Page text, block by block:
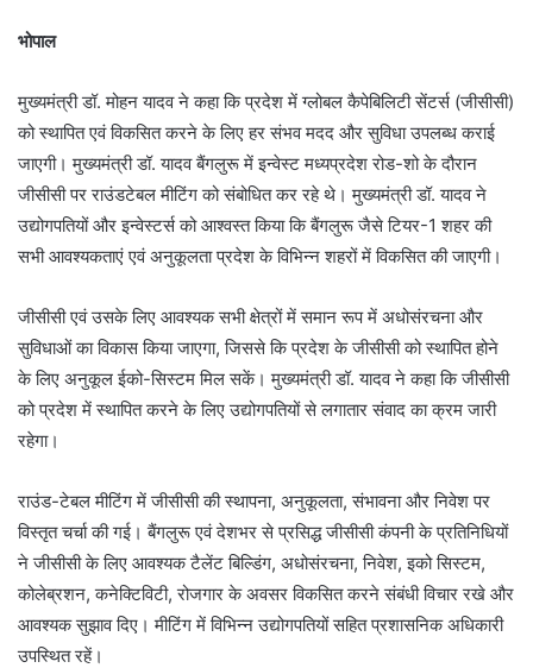
भोपाल
मुख्यमंत्री डॉ. मोहन यादव ने कहा कि प्रदेश में ग्लोबल कैपेबिलिटी सेंटर्स (जीसीसी)
को स्थापित एवं विकसित करने के लिए हर संभव मदद और सुविधा उपलब्ध कराई
जाएगी। मुख्यमंत्री डॉ. यादव बैंगलुरू में इन्वेस्ट मध्यप्रदेश रोड-शो के दौरान
जीसीसी पर राउंडटेबल मीटिंग को संबोधित कर रहे थे। मुख्यमंत्री डॉ. यादव ने
उद्योगपतियों और इन्वेस्टर्स को आश्वस्त किया कि बैंगलुरू जैसे टियर-1 शहर की
सभी आवश्यकताएं एवं अनुकूलता प्रदेश के विभिन्न शहरों में विकसित की जाएगी।
जीसीसी एवं उसके लिए आवश्यक सभी क्षेत्रों में समान रूप में अधोसंरचना और
सुविधाओं का विकास किया जाएगा, जिससे कि प्रदेश के जीसीसी को स्थापित होने
के लिए अनुकूल ईको-सिस्टम मिल सकें। मुख्यमंत्री डॉ. यादव ने कहा कि जीसीसी
को प्रदेश में स्थापित करने के लिए उद्योगपतियों से लगातार संवाद का क्रम जारी
रहेगा।
राउंड-टेबल मीटिंग में जीसीसी की स्थापना, अनुकूलता, संभावना और निवेश पर
विस्तृत चर्चा की गई। बैंगलुरू एवं देशभर से प्रसिद्ध जीसीसी कंपनी के प्रतिनिधियों
ने जीसीसी के लिए आवश्यक टैलेंट बिल्डिंग, अधोसंरचना, निवेश, इको सिस्टम,
कोलेब्रशन, कनेक्टिविटी, रोजगार के अवसर विकसित करने संबंधी विचार रखे और
आवश्यक सुझाव दिए। मीटिंग में विभिन्न उद्योगपतियों सहित प्रशासनिक अधिकारी
उपस्थित रहें।